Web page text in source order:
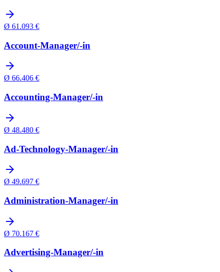
Ø 61.093 €
Account-Manager/-in
Ø 66.406 €
Accounting-Manager/-in
Ø 48.480 €
Ad-Technology-Manager/-in
Ø 49.697 €
Administration-Manager/-in
Ø 70.167 €
Advertising-Manager/-in